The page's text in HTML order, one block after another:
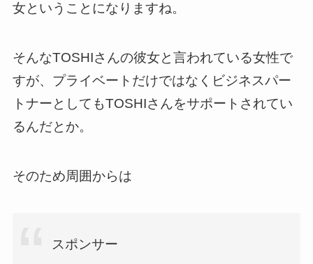
女ということになりますね。
そんなTOSHIさんの彼女と言われている女性で
すが、プライベートだけではなくビジネスパー
トナーとしてもTOSHIさんをサポートされてい
るんだとか。
そのため周囲からは
スポンサー